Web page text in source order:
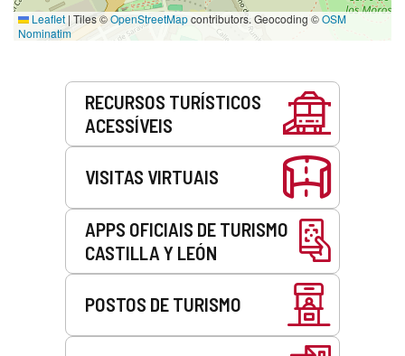
Leaflet | Tiles ©OpenStreetMapcontributors. Geocoding ©OSM
Nominatim
RECURSOS TURÍSTICOS
ACESSÍVEIS
VISITAS VIRTUAIS
APPS OFICIAIS DE TURISMO
CASTILLA Y LEÓN
POSTOS DE TURISMO